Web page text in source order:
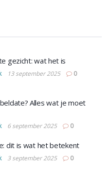
gezicht: wat het is
13 september 2025 0
Alles wat je moet
6 september 2025 0
dit is wat het betekent
3 september 2025 0